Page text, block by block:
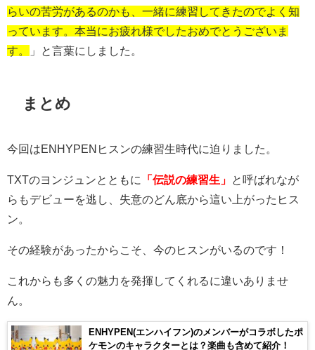
らいの苦労があるのかも、一緒に練習してきたのでよく知
っています。本当にお疲れ様でしたおめでとうございま
す。
」と言葉にしました。
まとめ
今回はENHYPENヒスンの練習生時代に迫りました。
TXTのヨンジュンとともに 「伝説の練習生」
と呼ばれなが
らもデビューを逃し、失意のどん底から這い上がったヒス
ン。
その経験があったからこそ、今のヒスンがいるのです！
これから も多くの魅力を発揮してくれるに違いありませ
ん。
ENHYPEN(エンハイフン)のメンバーがコラボしたポ
ケモンのキャラクターとは？楽曲も含めて紹介！